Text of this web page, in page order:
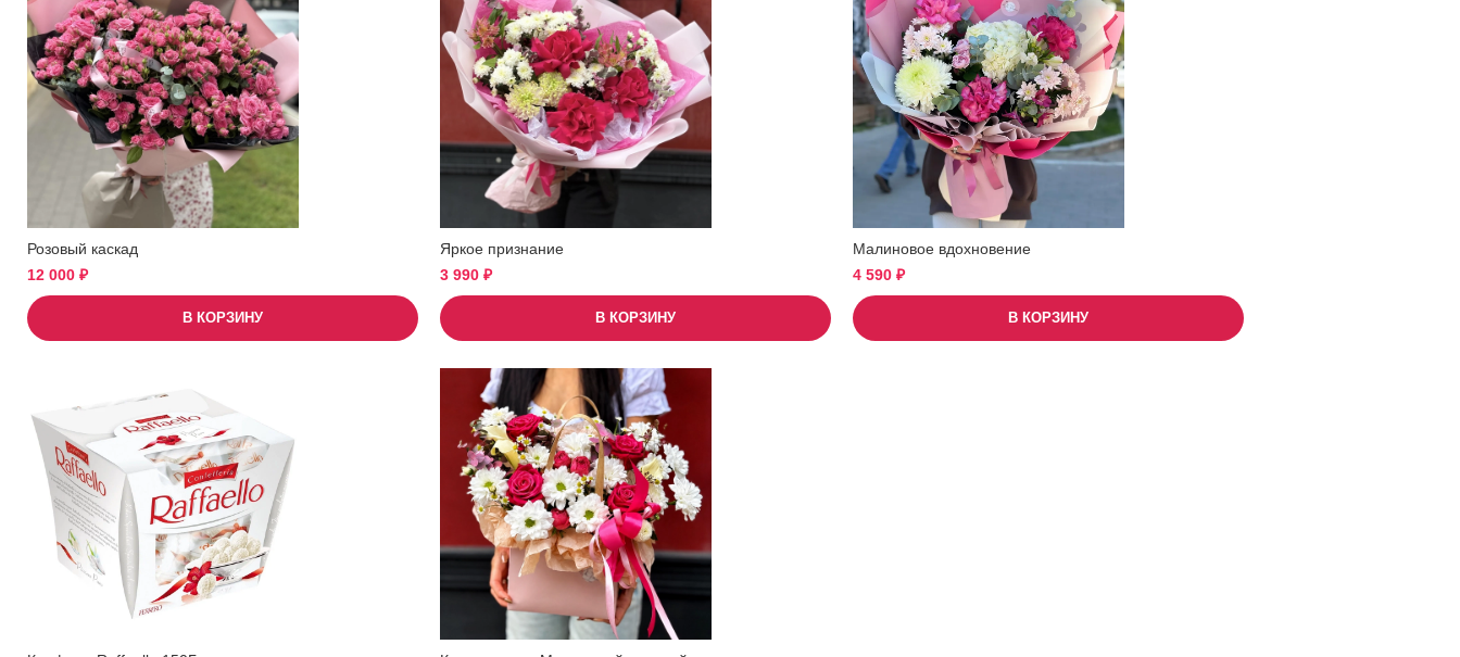
Розовый каскад
12 000 ₽
В КОРЗИНУ
Яркое признание
3 990 ₽
В КОРЗИНУ
Малиновое вдохновение
4 590 ₽
В КОРЗИНУ